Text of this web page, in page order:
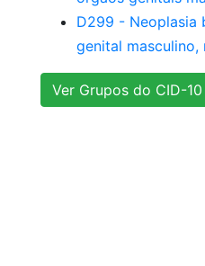
D299 - Neoplasia
genital
Ver Grupos do CID-10